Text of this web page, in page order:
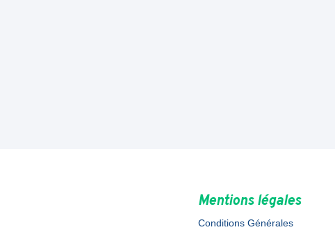
Mentions légales
Conditions Générales